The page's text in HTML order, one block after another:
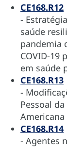
CE168.R12
-
saúde
pandemia
COVID-19
em saúde
CE168.R13
-
Pessoal
Americana
CE168.R14
- Agentes